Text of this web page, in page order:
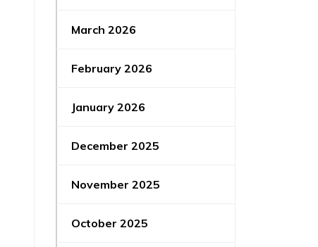
March 2026
February 2026
January 2026
December 2025
November 2025
October 2025